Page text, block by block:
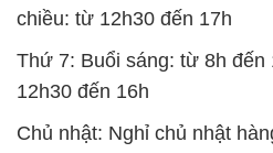
chiều: từ 12h30 đến 17h
Thứ 7: Buổi sáng: từ 8h đến
12h30 đến 16h
Chủ nhật: Nghỉ chủ nhật